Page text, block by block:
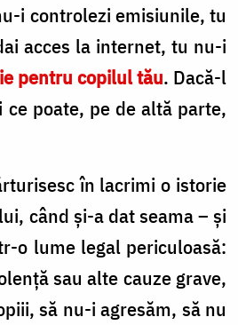
i controlezi emisiunile, tu
acces la internet, tu nu-i
pentru copilul tău. Dacă-l
poate, pe de altă parte,
în lacrimi o istorie
când şi-a dat seama – şi
o lume legal periculoasă:
sau alte cauze grave,
să nu-i agresăm, să nu